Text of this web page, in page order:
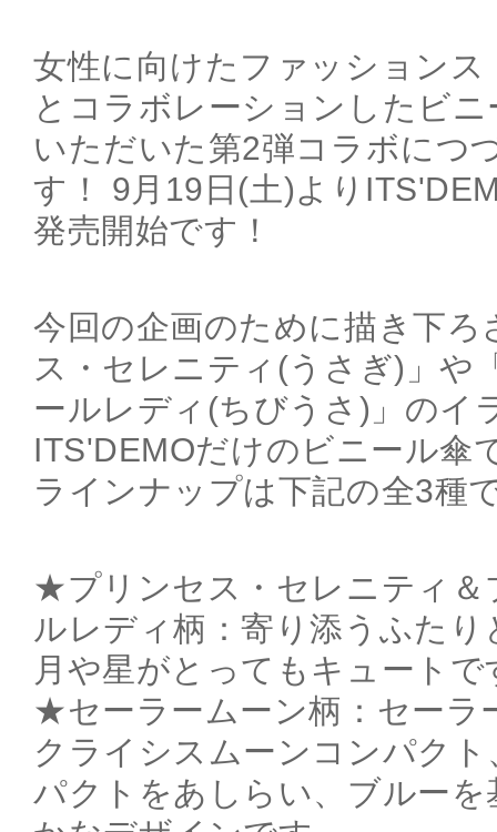
女性に向けたファッションス
とコラボレーションしたビ
いただいた第2弾コラボにつ
す！ 9月19日(土)より
発売開始です！
今回の企画のために描き下ろ
ス・セレニティ(うさぎ)」や
ールレディ(ちびうさ)」のイ
ITS'DEMOだけのビニール傘
ラインナップは下記の全3種
★プリンセス・セレニティ＆
ルレディ柄：寄り添うふた
月や星がとってもキュートで
★セーラームーン柄：セーラ
クライシスムーンコンパク
パクトをあしらい、ブルー